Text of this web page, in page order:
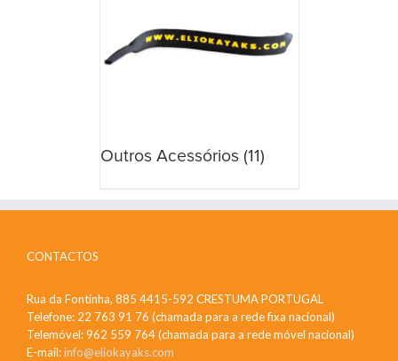
Outros Acessórios (11)
CONTACTOS
Rua da Fontinha, 885 4415-592 CRESTUMA PORTUGAL
Telefone: 22 763 91 76 (chamada para a rede fixa nacional)
Telemóvel: 962 559 764 (chamada para a rede móvel nacional)
E-mail:info@eliokayaks.com